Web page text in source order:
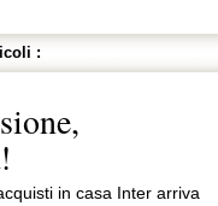
:
in casa Inter arriva